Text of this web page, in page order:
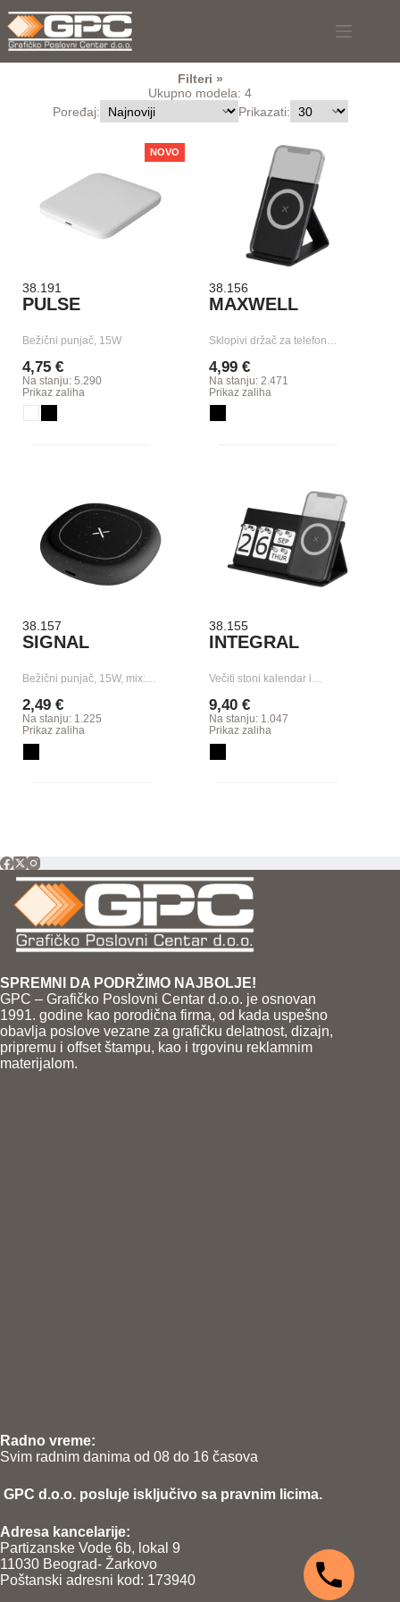
to
content
Filteri
Ukupno modela: 4
Poređaj:
Prikazati:
NOVO
38.191
PULSE
Bežični punjač, 15W
4,75 €
Na stanju: 5.290
Prikaz zaliha
38.156
MAXWELL
Sklopivi držač za telefon…
4,99 €
Na stanju: 2.471
Prikaz zaliha
38.157
SIGNAL
Bežični punjač, 15W, mix:…
2,49 €
Na stanju: 1.225
Prikaz zaliha
38.155
INTEGRAL
Večiti stoni kalendar i…
9,40 €
Na stanju: 1.047
Prikaz zaliha
SPREMNI DA PODRŽIMO NAJBOLJE!
GPC – Grafičko Poslovni Centar d.o.o. je osnovan
1991. godine kao porodična firma, od kada uspešno
obavlja poslove vezane za grafičku delatnost, dizajn,
pripremu i offset štampu, kao i trgovinu reklamnim
materijalom.
Radno vreme:
Svim radnim danima od 08 do 16 časova
GPC d.o.o. posluje isključivo sa pravnim licima.
Adresa kancelarije:
Partizanske Vode 6b, lokal 9
11030 Beograd- Žarkovo
Poštanski adresni kod: 173940